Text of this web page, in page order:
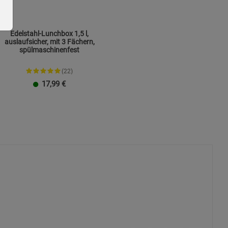
Edelstahl-Lunchbox 1,5 l,
auslaufsicher, mit 3 Fächern,
spülmaschinenfest
(22)
17,99 €